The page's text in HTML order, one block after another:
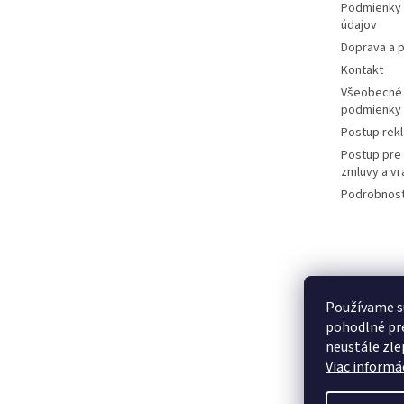
Používame
pohodlné
neustále
Viac
údajov
Doprava a
Kontakt
podmienky
Postup
Postup
zmluvy a